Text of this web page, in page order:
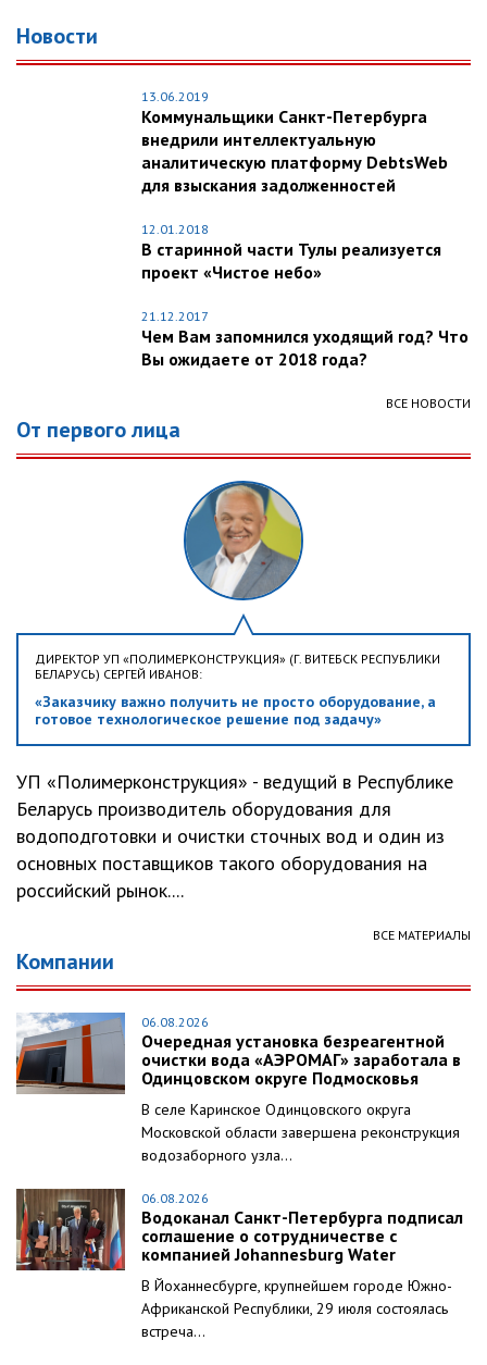
Новости
13.06.2019
Коммунальщики Санкт-Петербурга
внедрили интеллектуальную
аналитическую платформу DebtsWeb
для взыскания задолженностей
12.01.2018
В старинной части Тулы реализуется
проект «Чистое небо»
21.12.2017
Чем Вам запомнился уходящий год? Что
Вы ожидаете от 2018 года?
ВСЕ НОВОСТИ
От первого лица
ДИРЕКТОР УП «ПОЛИМЕРКОНСТРУКЦИЯ» (Г. ВИТЕБСК РЕСПУБЛИКИ
БЕЛАРУСЬ) СЕРГЕЙ ИВАНОВ:
«Заказчику важно получить не просто оборудование, а
готовое технологическое решение под задачу»
УП «Полимерконструкция» - ведущий в Республике
Беларусь производитель оборудования для
водоподготовки и очистки сточных вод и один из
основных поставщиков такого оборудования на
российский рынок....
ВСЕ МАТЕРИАЛЫ
Компании
06.08.2026
Очередная установка безреагентной
очистки вода «АЭРОМАГ» заработала в
Одинцовском округе Подмосковья
В селе Каринское Одинцовского округа
Московской области завершена реконструкция
водозаборного узла...
06.08.2026
Водоканал Санкт-Петербурга подписал
соглашение о сотрудничестве с
компанией Johannesburg Water
В Йоханнесбурге, крупнейшем городе Южно-
Африканской Республики, 29 июля состоялась
встреча...